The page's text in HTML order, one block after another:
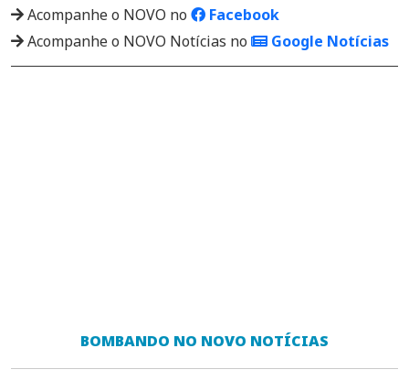
Acompanhe o NOVO no
Facebook
Acompanhe o NOVO Notícias no
Google Notícias
BOMBANDO NO NOVO NOTÍCIAS